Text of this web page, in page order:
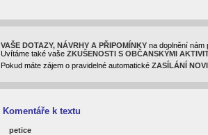
VAŠE DOTAZY, NÁVRHY A PŘIPOMÍNKY na doplnění
Uvítáme také vaše ZKUŠENOSTI S OBČANSKÝMI
Pokud máte zájem o pravidelné automatické ZASÍLÁNÍ
Komentáře k textu
petice